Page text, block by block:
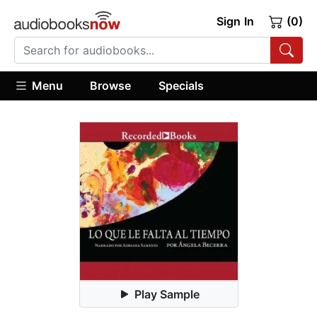
Sign In (0)
Menu Browse Specials
Play Sample